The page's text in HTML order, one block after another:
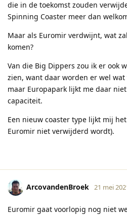
die in de toekomst zouden
Spinning Coaster meer dan
Maar als Euromir verdwijnt, wat
komen?
Van die Big Dippers zou ik er ook
zien, want daar worden er wel
maar Europapark lijkt me daar
capaciteit.
Een nieuw coaster type lijkt mij
Euromir niet verwijderd wordt).
ArcovandenBroek 21 mei
Euromir gaat voorlopig nog niet